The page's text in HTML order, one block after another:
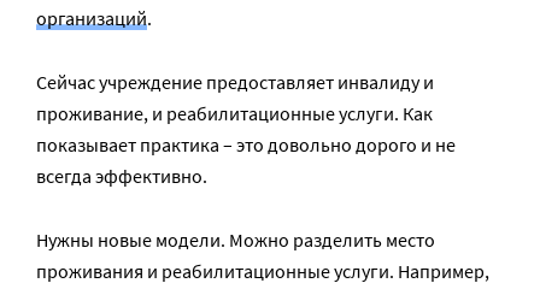
организаций.
Сейчас учреждение предоставляет инвалиду и
проживание, и реабилитационные услуги. Как
показывает практика – это довольно дорого и не
всегда эффективно.
Нужны новые модели. Можно разделить место
проживания и реабилитационные услуги. Например,